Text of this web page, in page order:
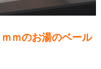
ｍのお湯のベール